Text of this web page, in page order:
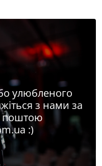
улюбленого
з нами за
поштою
:)